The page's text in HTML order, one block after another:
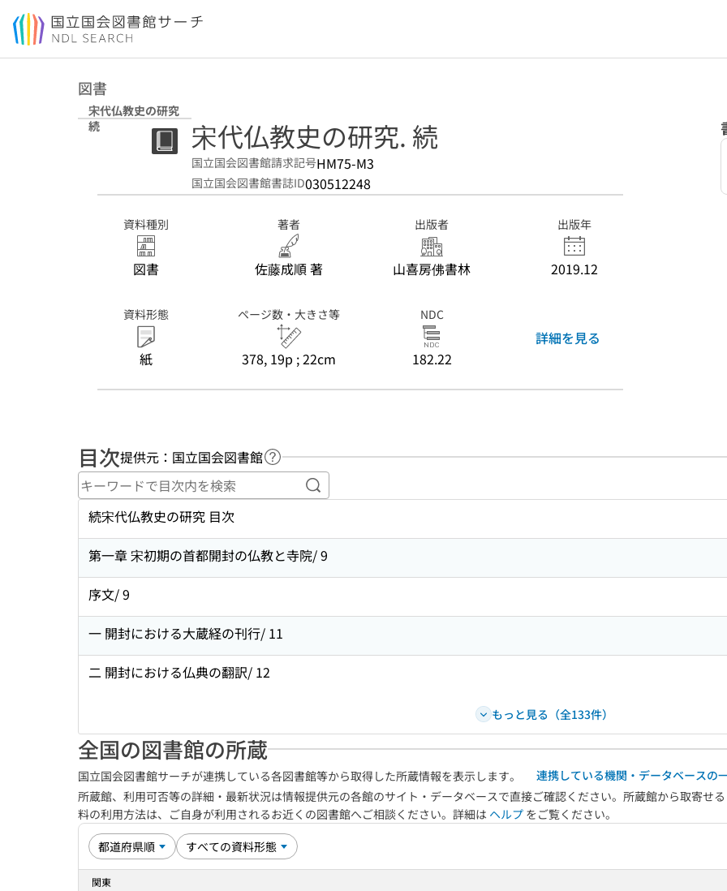
本文へ移動
図書
宋代仏教史の研究
続
宋代仏教史の研究. 続
国立国会図書館請求記号HM75-M3
国立国会図書館書誌ID030512248
資料種別
図書
著者
佐藤成順 著
出版者
山喜房佛書林
出版年
2019.12
資料形態
紙
ページ数・大きさ等
378, 19p ; 22cm
NDC
182.22
詳細を見る
目次提供元：国立国会図書館 ヘルプページへのリンク
キーワードで目次内を検索
続宋代仏教史の研究 目次
第一章 宋初期の首都開封の仏教と寺院/ 9
序文/ 9
一 開封における大蔵経の刊行/ 11
二 開封における仏典の翻訳/ 12
もっと見る（全133件）
全国の図書館の所蔵
国立国会図書館サーチが連携している各図書館等から取得した所蔵情報を表示します。
連携している機関・データベースの
所蔵館、利用可否等の詳細・最新状況は情報提供元の各館のサイト・データベースで直接ご確認ください。所蔵館から取寄せ
料の利用方法は、ご自身が利用されるお近くの図書館へご相談ください。詳細は ヘルプ をご覧ください。
関東